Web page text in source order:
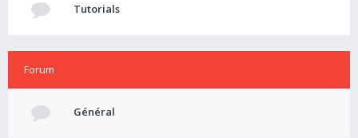
Tutorials
Forum
Général